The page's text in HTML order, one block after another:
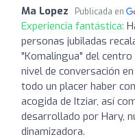
Ma Lopez Publicada en
Experiencia fantástica:
personas jubiladas
"Komalingua" del
nivel de conversación
todo un placer haber
acogida de Itziar, así
desarrollado por Hary,
dinamizadora.